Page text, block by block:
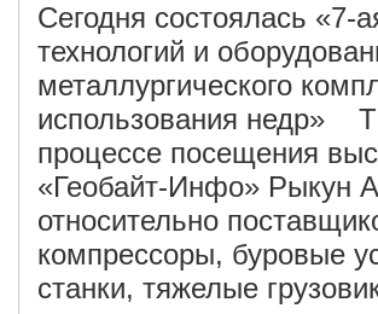
Сегодня состоялась
технологий и
металлургического
использования недр»
процессе посещения
«Геобайт-Инфо» Рыкун
относительно
компрессоры, буровые
станки, тяжелые